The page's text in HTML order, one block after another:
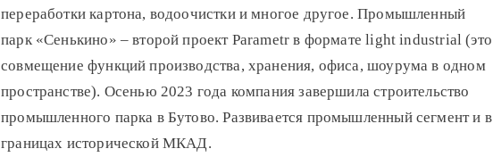
переработки картона, водоочистки и многое другое. Промышленный
парк «Сенькино» – второй проект Parametr в формате light industrial (это
совмещение функций производства, хранения, офиса, шоурума в одном
пространстве). Осенью 2023 года компания завершила строительство
промышленного парка в Бутово. Развивается промышленный сегмент и в
границах исторической МКАД.